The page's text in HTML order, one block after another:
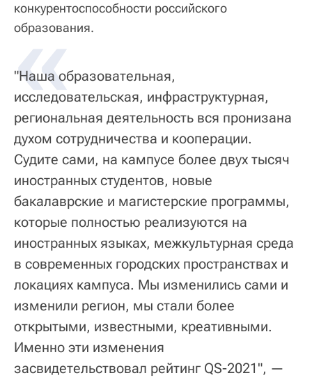
конкурентоспособности российского
образования.
«
"Наша образовательная,
исследовательская, инфраструктурная,
региональная деятельность вся пронизана
духом сотрудничества и кооперации.
Судите сами, на кампусе более двух тысяч
иностранных студентов, новые
бакалаврские и магистерские программы,
которые полностью реализуются на
иностранных языках, межкультурная среда
в современных городских пространствах и
локациях кампуса. Мы изменились сами и
изменили регион, мы стали более
открытыми, известными, креативными.
Именно эти изменения
засвидетельствовал рейтинг QS-2021", —